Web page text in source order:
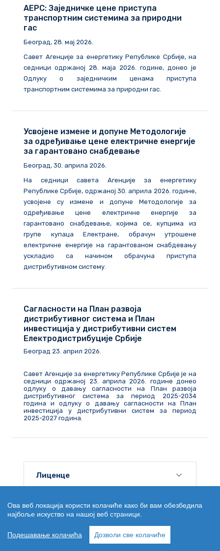
АЕРС: Заједничке цене приступа
транспортним системима за природни
гас
Београд, 28. мај 2026.
Савет Агенције за енергетику Републике Србије, на
седници одржаној 28. маја 2026. године, донео је
Одлуку о заједничким ценама приступа
транспортним системима за природни гас.
Усвојене измене и допуне Методологије
за одређивање цене електричне енергије
за гарантовано снабдевање
Београд, 30. априла 2026.
На седници савета Агенције за енергетику
Републике Србије, одржаној 30. априла 2026. године,
усвојене су измене и допуне Методологије за
одређивање цене електричне енергије за
гарантовано снабдевање, којима се, купцима из
групе купаца Електране, обрачун утрошене
електричне енергије на гарантованом снабдевању
ускладио са начином обрачуна приступа
дистрибутивном систему.
Сагласности на План развоја
дистрибутивног система и План
инвестиција у дистрибутивни систем
Електродистрибуције Србије
Београд 23. април 2026.
Савет Агенције за енергетику Републике Србије је на
седници одржаној 23. априла 2026. године донео
одлуку о давању сагласности на План развоја
дистрибутивног система за период 2025-2034
година и одлуку о давању сагласности на План
инвестиција у дистрибутивни систем за период
2025-2027 година.
Лиценце
Регулација цена
Ова веб локација користи колачиће како би вам обезбедила
најбоље искуство на нашој веб страници.
Подешавање колачића Дозволи све колачиће